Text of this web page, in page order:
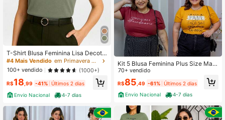
T-Shirt Blusa Feminina Lisa Decote
V Manga curta Básica Malha Premi
um-G00
#4 Mais Vendido
em Primavera Camisetas femininas
100+ vendido
(1000+)
R$18 ,99 -41% Últimos 2 dias
Envio Nacional
4-7 dias
Kit 5 Blusa Feminina Plus Size Man
ga Curta Gola Redonda
70+ vendido
R$85 ,49 -61% Últimos 2 dias
Envio Nacional
4-7 dias